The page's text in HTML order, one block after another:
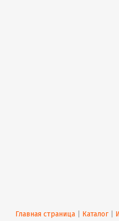
Главная страница Каталог |